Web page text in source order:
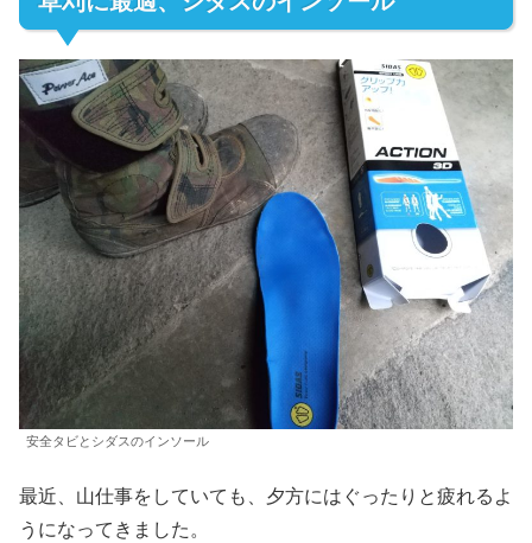
安全タビとシダスのインソール
最近、山仕事をしていても、夕方にはぐったりと疲れるよ
うになってきました。